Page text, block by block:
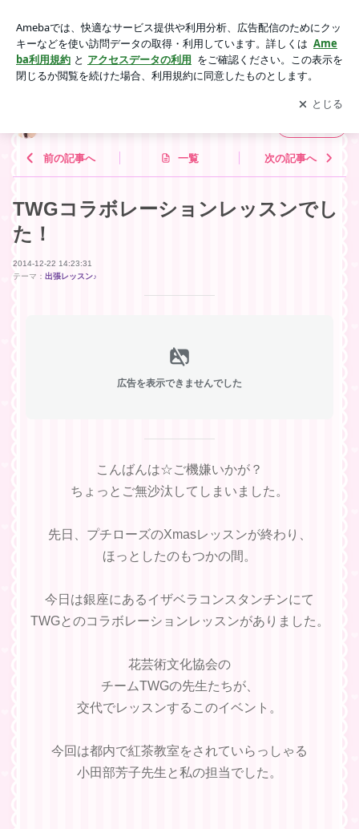
「ROSE CAFE」
アプリをダウンロードして ブログの更新通知
を受け取りまし
ょう。
開く
前の記事へ 一覧 次の記事へ
TWGコラボレーションレッスンでし
た！
2014-12-22 14:23:31
テーマ： 出張レッスン♪
広告を表示できませんでした
こんばんは☆ご機嫌いかが？
ちょっとご無沙汰してしまいました。
先日、プチローズのXmasレッスンが終わり、
ほっとしたのもつかの間。
今日は銀座にあるイザベラコンスタンチンにて
TWGとのコラボレーションレッスンがありました。
花芸術文化協会の
チームTWGの先生たちが、
交代でレッスンするこのイベント。
今回は都内で紅茶教室をされていらっしゃる
小田部芳子先生と私の担当でした。